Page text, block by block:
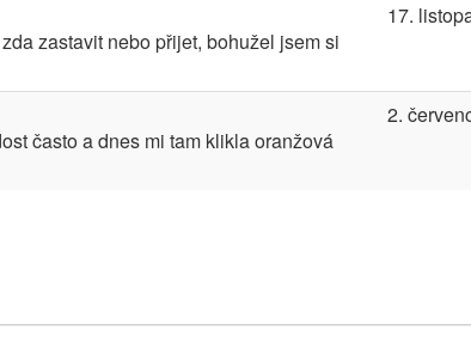
zastavit nebo přijet, bohužel jsem si
17.
často a dnes mi tam klikla oranžová
2.